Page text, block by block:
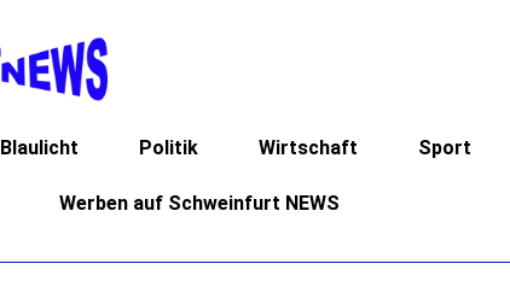
Blaulicht Politik Wirtschaft Sport
Werben auf Schweinfurt NEWS